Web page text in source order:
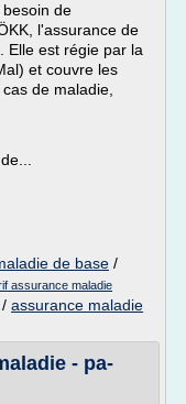
de
l'assurance de
Elle est régie par la
et couvre les
de maladie,
de base /
assurance maladie
/ assurance maladie
- pa-